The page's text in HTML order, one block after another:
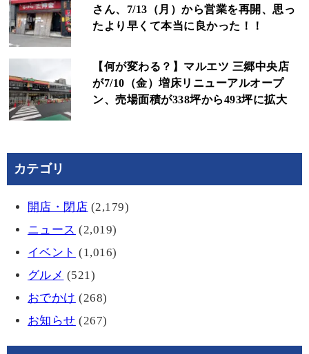
さん、7/13（月）から営業を再開、思っ
たより早くて本当に良かった！！
【何が変わる？】マルエツ 三郷中央店
が7/10（金）増床リニューアルオープ
ン、売場面積が338坪から493坪に拡大
カテゴリ
開店・閉店 (2,179)
ニュース (2,019)
イベント (1,016)
グルメ (521)
おでかけ (268)
お知らせ (267)